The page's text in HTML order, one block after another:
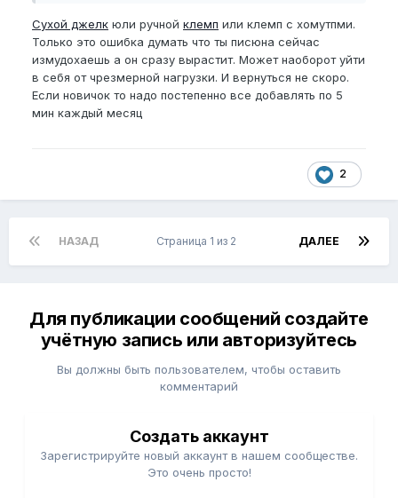
Сухой джелк юли ручной клемп или клемп с хомутпми.
Только это ошибка думать что ты писюна сейчас
измудохаешь а он сразу вырастит. Может наоборот уйти
в себя от чрезмерной нагрузки. И вернуться не скоро.
Если новичок то надо постепенно все добавлять по 5
мин каждый месяц
2
НАЗАД ДАЛЕЕ
Страница 1 из 2
Для публикации сообщений создайте
учётную запись или авторизуйтесь
Вы должны быть пользователем, чтобы оставить
комментарий
Создать аккаунт
Зарегистрируйте новый аккаунт в нашем сообществе.
Это очень просто!